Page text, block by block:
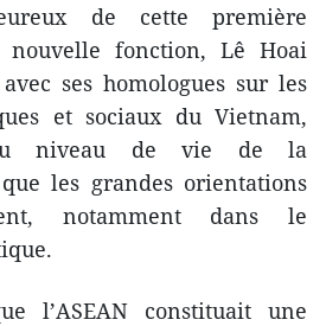
de cette première
fonction, Lê Hoai
ses homologues sur les
et sociaux du Vietnam,
du niveau de vie de la
les grandes orientations
notamment dans le
l’ASEAN constituait une